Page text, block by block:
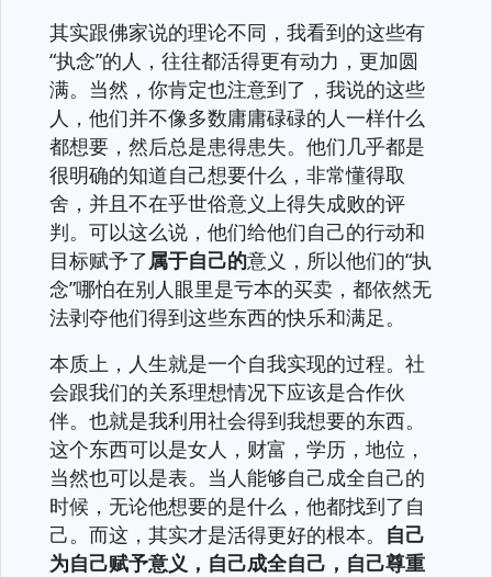
其实跟佛家说的理论不同，我看到的这些有
“执念”的人，往往都活得更有动力，更加圆
满。当然，你肯定也注意到了，我说的这些
人，他们并不像多数庸庸碌碌的人一样什么
都想要，然后总是患得患失。他们几乎都是
很明确的知道自己想要什么，非常懂得取
舍，并且不在乎世俗意义上得失成败的评
判。可以这么说，他们给他们自己的行动和
目标赋予了属于自己的意义，所以他们的“执
念”哪怕在别人眼里是亏本的买卖，都依然无
法剥夺他们得到这些东西的快乐和满足。
本质上，人生就是一个自我实现的过程。社
会跟我们的关系理想情况下应该是合作伙
伴。也就是我利用社会得到我想要的东西。
这个东西可以是女人，财富，学历，地位，
当然也可以是表。当人能够自己成全自己的
时候，无论他想要的是什么，他都找到了自
己。而这，其实才是活得更好的根本。 自己
为自己赋予意义，自己成全自己，自己尊重